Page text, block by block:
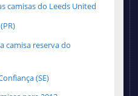
camisas do Leeds United
camisa reserva do
(SE)